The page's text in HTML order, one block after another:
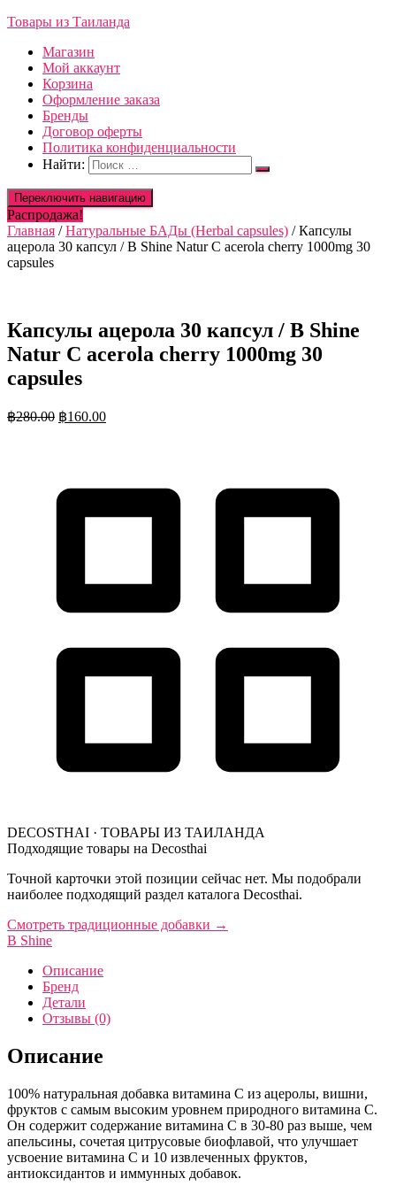
Товары из Таиланда
Магазин
Мой аккаунт
Корзина
Оформление заказа
Бренды
Договор оферты
Политика конфиденциальности
Найти:
Переключить навигацию
Распродажа!
Главная /Натуральные БАДы (Herbal capsules) / Капсулы
ацерола 30 капсул / B Shine Natur C acerola cherry 1000mg 30
capsules
Капсулы ацерола 30 капсул / B Shine
Natur C acerola cherry 1000mg 30
capsules
฿280.00 ฿160.00
DECOSTHAI · ТОВАРЫ ИЗ ТАИЛАНДА
Подходящие товары на Decosthai
Точной карточки этой позиции сейчас нет. Мы подобрали
наиболее подходящий раздел каталога Decosthai.
Смотреть традиционные добавки →
B Shine
Описание
Бренд
Детали
Отзывы (0)
Описание
100% натуральная добавка витамина С из ацеролы, вишни,
фруктов с самым высоким уровнем природного витамина С.
Он содержит содержание витамина С в 30-80 раз выше, чем
апельсины, сочетая цитрусовые биофлавой, что улучшает
усвоение витамина С и 10 извлеченных фруктов,
антиоксидантов и иммунных добавок.